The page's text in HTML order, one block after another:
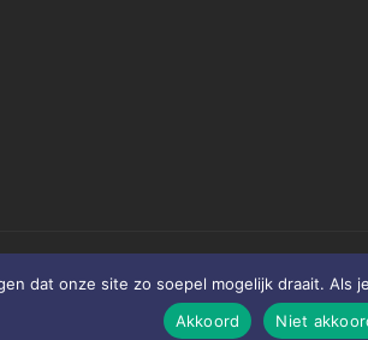
dat onze site zo soepel mogelijk draait.
Akkoord
Niet